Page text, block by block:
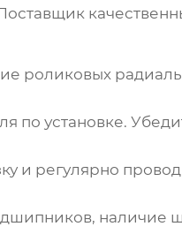
роликовых
по установке.
и регулярно